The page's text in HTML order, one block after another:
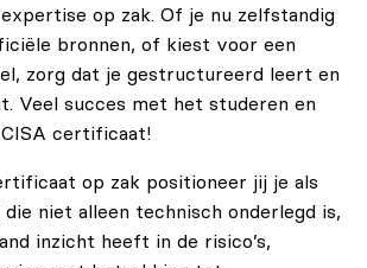
op zak. Of je nu zelfstandig
bronnen, of kiest voor een
zorg dat je gestructureerd leert en
Veel succes met het studeren en
certificaat!
op zak positioneer jij je als
niet alleen technisch onderlegd is,
inzicht heeft in de risico’s,